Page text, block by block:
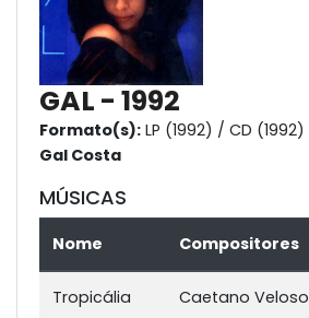
GAL - 1992
Formato(s): LP (1992) / CD (1992)
Gal Costa
MÚSICAS
Nome Compositores
Tropicália Caetano Veloso